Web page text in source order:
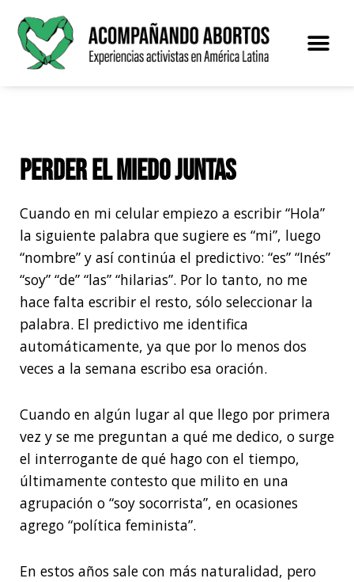
Saltar
contenido
Perder el miedo juntas
Cuando en mi celular empiezo a escribir “Hola”
la siguiente palabra que sugiere es “mi”, luego
“nombre” y así continúa el predictivo: “es” “Inés”
“soy” “de” “las” “hilarias”. Por lo tanto, no me
hace falta escribir el resto, sólo seleccionar la
palabra. El predictivo me identifica
automáticamente, ya que por lo menos dos
veces a la semana escribo esa oración.
Cuando en algún lugar al que llego por primera
vez y se me preguntan a qué me dedico, o surge
el interrogante de qué hago con el tiempo,
últimamente contesto que milito en una
agrupación o “soy socorrista”, en ocasiones
agrego “política feminista”.
En estos años sale con más naturalidad, pero